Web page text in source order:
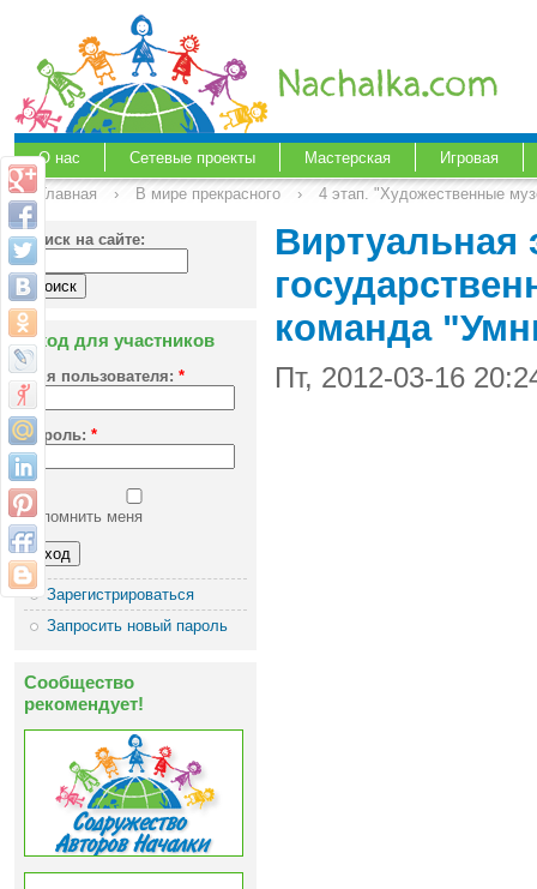
О нас Сетевые проекты Мастерская
Игровая
Главная
› В мире прекрасного › 4 этап. "Художественные
Поиск на сайте:
Вход для участников
Имя пользователя: *
Пароль: *
Запомнить меня
Зарегистрироваться
Запросить новый пароль
Сообщество
рекомендует!
Виртуальная
команда
Пт, 2012-03-16